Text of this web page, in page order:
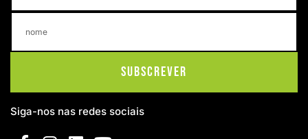
Subscrever
Siga-nos nas redes sociais